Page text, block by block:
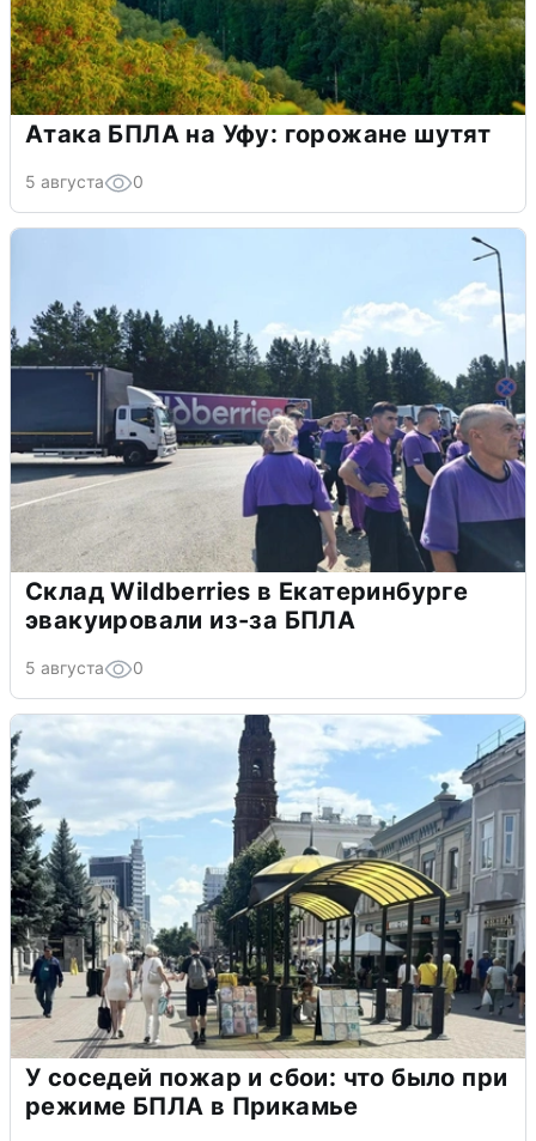
Атака БПЛА на Уфу: горожане шутят
5 августа 0
Склад Wildberries в Екатеринбурге
эвакуировали из-за БПЛА
5 августа 0
У соседей пожар и сбои: что было при
режиме БПЛА в Прикамье